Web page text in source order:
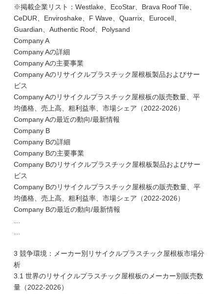
※掲載企業リスト：Westlake、EcoStar、Brava Roof Tile、
CeDUR、Enviroshake、F Wave、Quarrix、Eurocell、
Guardian、Authentic Roof、Polysand
Company A
Company Aの詳細
Company Aの主要事業
Company Aのリサイクルプラスチック屋根板製品およびサー
ビス
Company Aのリサイクルプラスチック屋根板の販売数量、平
均価格、売上高、粗利益率、市場シェア（2022-2026）
Company Aの最近の動向/最新情報
Company B
Company Bの詳細
Company Bの主要事業
Company Bのリサイクルプラスチック屋根板製品およびサー
ビス
Company Bのリサイクルプラスチック屋根板の販売数量、平
均価格、売上高、粗利益率、市場シェア（2022-2026）
Company Bの最近の動向/最新情報
3 競争環境：メーカー別リサイクルプラスチック屋根板市場分
析
3.1 世界のリサイクルプラスチック屋根板のメーカー別販売数
量（2022-2026）